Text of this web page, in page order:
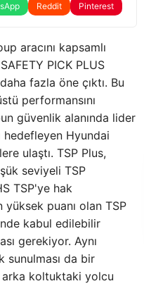
Reddit Pinterest
aracını kapsamlı
PICK PLUS
fazla öne çıktı. Bu
performansını
güvenlik alanında lider
hedefleyen Hyundai
ulaştı. TSP Plus,
seviyeli TSP
TSP'ye hak
puanı olan TSP
kabul edilebilir
gerekiyor. Aynı
sunulması da bir
arka koltuktaki yolcu